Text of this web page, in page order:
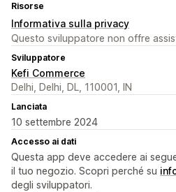
Risorse
Informativa sulla privacy
Questo sviluppatore non offre
Sviluppatore
Kefi Commerce
Delhi, Delhi, DL, 110001, IN
Lanciata
10 settembre 2024
Accesso ai dati
Questa app deve accedere ai
il tuo negozio. Scopri perché su
degli sviluppatori.